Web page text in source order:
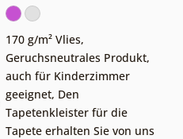
170 g/m² Vlies,
Geruchsneutrales Produkt,
auch für Kinderzimmer
geeignet, Den
Tapetenkleister für die
Tapete erhalten Sie von uns